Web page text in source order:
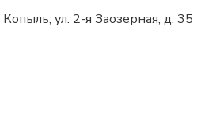
Копыль, ул. 2-я Заозерная, д. 35